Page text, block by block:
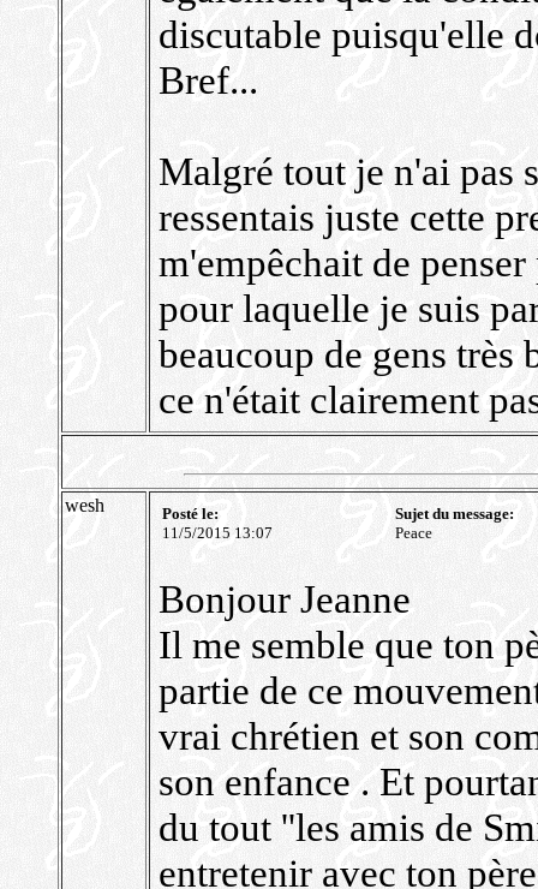
discutable puisqu'elle
Bref...
Malgré tout je n'ai pas
ressentais juste cette
m'empêchait de
pour laquelle je suis
beaucoup de gens très
ce n'était clairement
wesh
Posté le:
11/5/2015 13:07
Sujet du message:
Peace
Bonjour Jeanne
Il me semble que ton
partie de ce
vrai chrétien et son
son enfance . Et
du tout ''les amis de
entretenir avec ton